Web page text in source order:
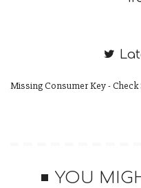
我認為川普總統的言論具有
Missing Consumer Key - Check
YOU